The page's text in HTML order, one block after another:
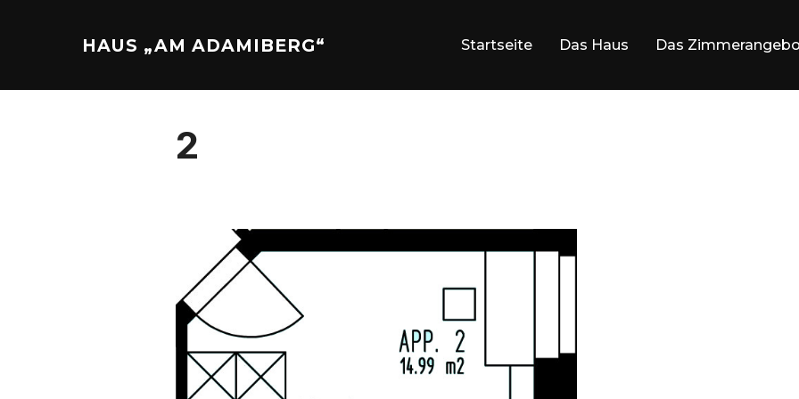
HAUS „AM ADAMIBERG“ Startseite Das Haus Das
2